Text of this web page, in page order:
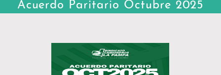
Acuerdo Paritario Octubre 2025